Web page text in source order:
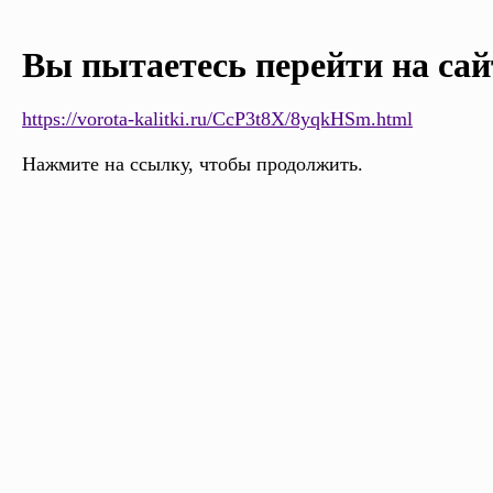
Вы пытаетесь перейти на
https://vorota-kalitki.ru/CcP3t8X/8yqkHSm.html
Нажмите на ссылку, чтобы продолжить.